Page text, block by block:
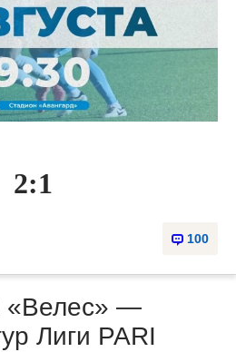
2:1
100
«Велес» —
Лиги PARI